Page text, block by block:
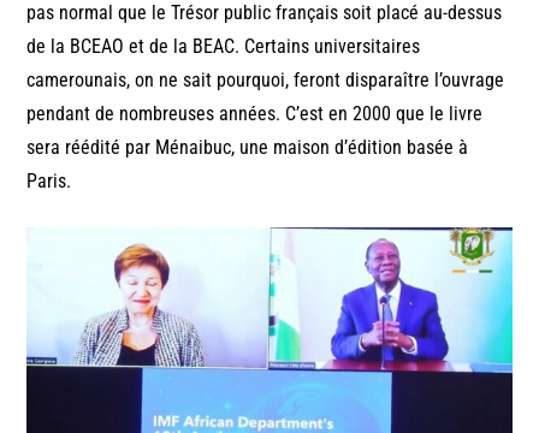
pas normal que le Trésor public français soit placé au-dessus
de la BCEAO et de la BEAC. Certains universitaires
camerounais, on ne sait pourquoi, feront disparaître l’ouvrage
pendant de nombreuses années. C’est en 2000 que le livre
sera réédité par Ménaibuc, une maison d’édition basée à
Paris.